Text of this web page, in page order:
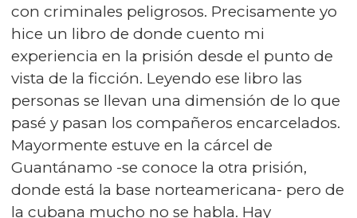
con criminales peligrosos. Precisamente yo
hice un libro de donde cuento mi
experiencia en la prisión desde el punto de
vista de la ficción. Leyendo ese libro las
personas se llevan una dimensión de lo que
pasé y pasan los compañeros encarcelados.
Mayormente estuve en la cárcel de
Guantánamo -se conoce la otra prisión,
donde está la base norteamericana- pero de
la cubana mucho no se habla. Hay